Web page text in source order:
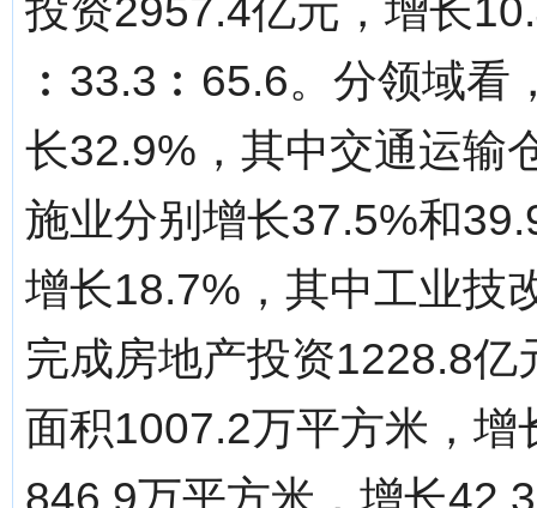
投资2957.4亿元，增长
︰33.3︰65.6。分领域
长32.9%，其中交通运输
施业分别增长37.5%和
增长18.7%，其中工业技
完成房地产投资1228.8
面积1007.2万平方米，
846.9万平方米，增长